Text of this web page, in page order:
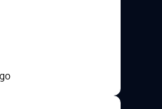
ไม่ใช่กระบวนการที่
สิ่งที่เกิดขึ้นอย่างต่อเนื่อง
ลต่อการทำธุรกิจเปลี่ยนแปลง
ารเติบโตแบบก้าวกระโดด
จึงต้องปรับตัวอยู่เสมอ